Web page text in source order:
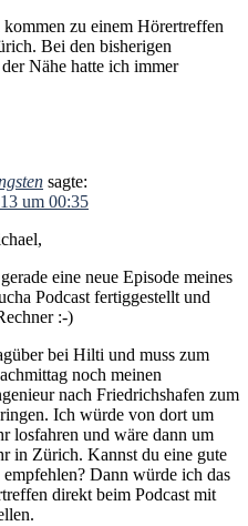
zu einem Hörertreffen
Bei den bisherigen
Nähe hatte ich immer
sagte:
um 00:35
eine neue Episode meines
Podcast fertiggestellt und
:-)
bei Hilti und muss zum
noch meinen
nach Friedrichshafen zum
Ich würde von dort um
losfahren und wäre dann um
in Zürich. Kannst du eine gute
Dann würde ich das
direkt beim Podcast mit